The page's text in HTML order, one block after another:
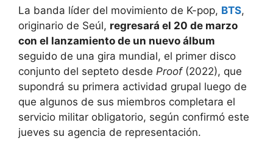
La banda líder del movimiento de K-pop, BTS,
originario de Seúl, regresará el 20 de marzo
con el lanzamiento de un nuevo álbum
seguido de una gira mundial, el primer disco
conjunto del septeto desde Proof(2022), que
supondrá su primera actividad grupal luego de
que algunos de sus miembros completara el
servicio militar obligatorio, según confirmó este
jueves su agencia de representación.